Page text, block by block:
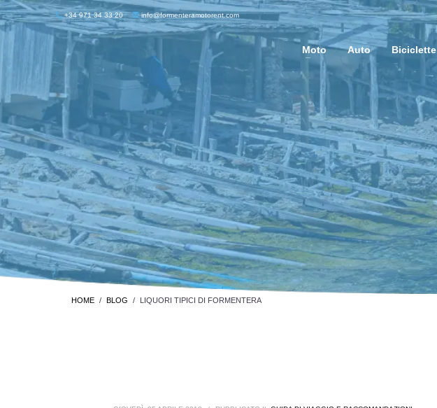
+34 971 34 33 20 info@formenteramotorent.com
Moto Auto Biciclette
HOME BLOG LIQUORI TIPICI DI FORMENTERA